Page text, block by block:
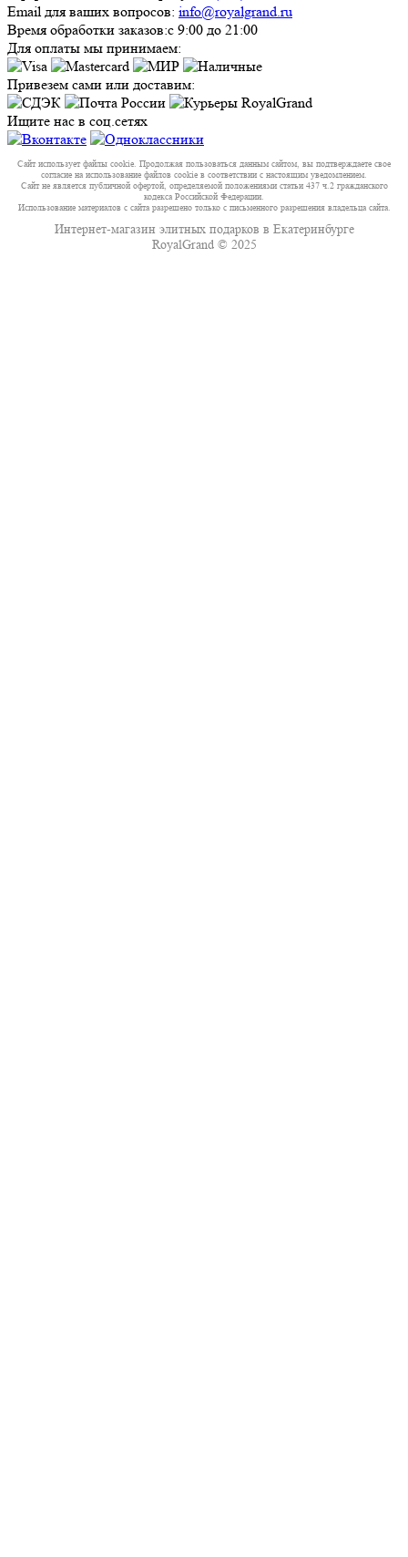
Email для ваших вопросов: info@royalgrand.ru
Время обработки заказов:с 9:00 до 21:00
Для оплаты мы принимаем:
Привезем сами или доставим:
Ищите нас в соц.сетях
Сайт использует файлы cookie. Продолжая пользоваться данным сайтом, вы подтверждаете свое
согласие на использование файлов cookie в соответствии с настоящим уведомлением.
Сайт не является публичной офертой, определяемой положениями статьи 437 ч.2 гражданского
кодекса Российской Федерации.
Использование материалов с сайта разрешено только с письменного разрешения владельца сайта.
Интернет-магазин элитных подарков в Екатеринбурге
RoyalGrand © 2025